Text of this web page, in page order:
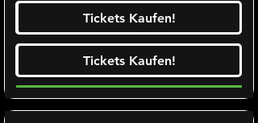
Tickets Kaufen!
Ticketalarm abonieren!
Tickets Kaufen!
Tickets Kaufen!
Tickets Kaufen!